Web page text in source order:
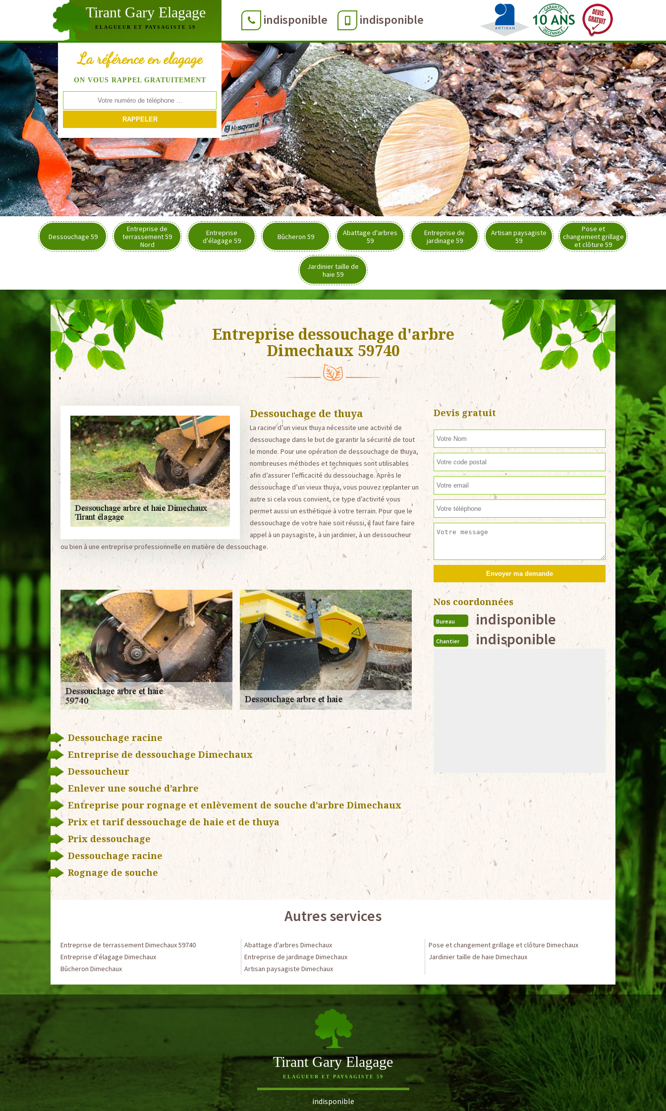
Tirant Gary Elagage
ELAGUEUR ET PAYSAGISTE 59 indisponible indisponible
La référence en elagage
ON VOUS RAPPEL GRATUITEMENT
Dessouchage 59
Entreprise de
terrassement 59
Nord
Entreprise
d'élagage 59
Bûcheron 59
Abattage d'arbres
59
Entreprise de
jardinage 59
Artisan paysagiste
59
Pose et
changement grillage
et clôture 59
Jardinier taille de
haie 59
Entreprise dessouchage d'arbre
Dimechaux 59740
Dessouchage de thuya
La racine d’un vieux thuya nécessite une activité de
dessouchage dans le but de garantir la sécurité de tout
le monde. Pour une opération de dessouchage de thuya,
nombreuses méthodes et techniques sont utilisables
afin d’assurer l’efficacité du dessouchage. Après le
dessouchage d’un vieux thuya, vous pouvez replanter un
autre si cela vous convient, ce type d’activité vous
permet aussi un esthétique à votre terrain. Pour que le
dessouchage de votre haie soit réussi, il faut faire faire
appel à un paysagiste, à un jardinier, à un dessoucheur
ou bien à une entreprise professionnelle en matière de dessouchage.
Dessouchage racine
Entreprise de dessouchage Dimechaux
Dessoucheur
Enlever une souche d’arbre
Entreprise pour rognage et enlèvement de souche d’arbre Dimechaux
Prix et tarif dessouchage de haie et de thuya
Prix dessouchage
Dessouchage racine
Rognage de souche
Devis gratuit
Nos coordonnées
Bureau indisponible
Chantier indisponible
Autres services
Entreprise de terrassement Dimechaux 59740
Entreprise d'élagage Dimechaux
Bûcheron Dimechaux
Abattage d'arbres Dimechaux
Entreprise de jardinage Dimechaux
Artisan paysagiste Dimechaux
Pose et changement grillage et clôture Dimechaux
Jardinier taille de haie Dimechaux
Tirant Gary Elagage
ELAGUEUR ET PAYSAGISTE 59
indisponible